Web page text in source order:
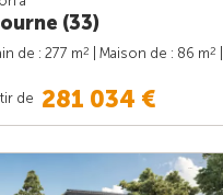
(33)
de : 277 m2 | Maison de : 86 m2
de
281 034 €